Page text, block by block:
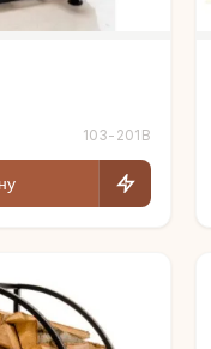
103-201B